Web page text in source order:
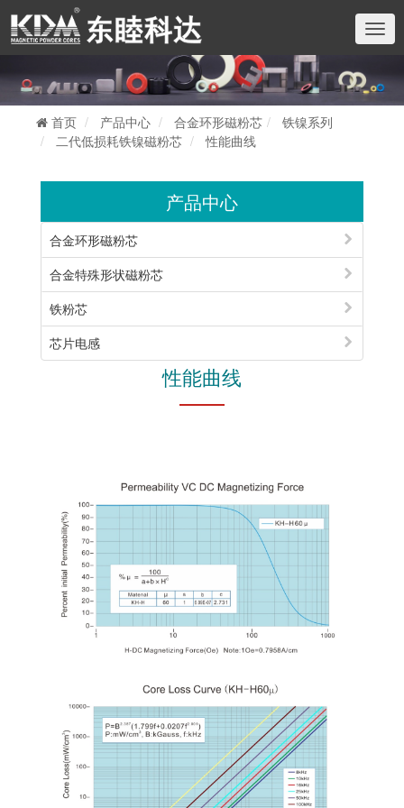
切
换
航
首页
产品中心 合金环形磁粉芯
铁镍系列
二代低损耗铁镍磁粉芯
性能曲线
产品中心
合金环形磁粉芯
合金特殊形状磁粉芯
铁粉芯
芯片电感
性能曲线